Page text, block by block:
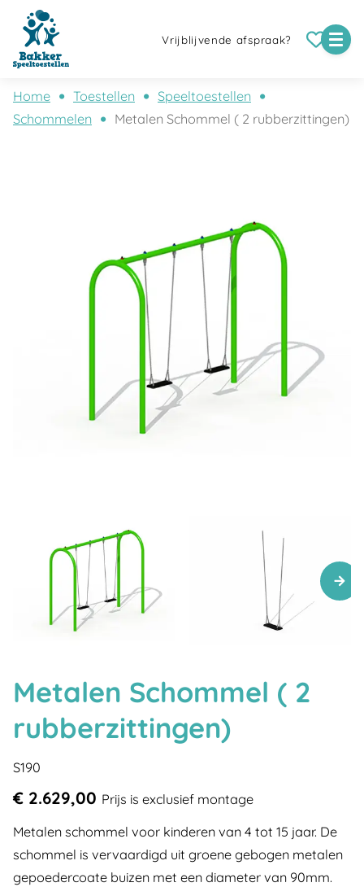
Vrijblijvende afspraak?
Home Toestellen
Speeltoestellen
Schommelen
Metalen Schommel ( 2 rubberzittingen)
Metalen Schommel ( 2
rubberzittingen)
S190
€ 2.629,00 Prijs is exclusief montage
Metalen schommel voor kinderen van 4 tot 15 jaar. De
schommel is vervaardigd uit groene gebogen metalen
gepoedercoate buizen met een diameter van 90mm.